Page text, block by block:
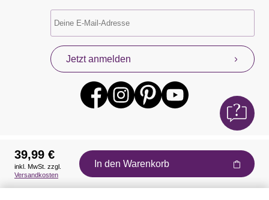
Jetzt anmelden
Auszeichnungen
39,99 €
inkl. MwSt. zzgl.
Versandkosten
In den Warenkorb